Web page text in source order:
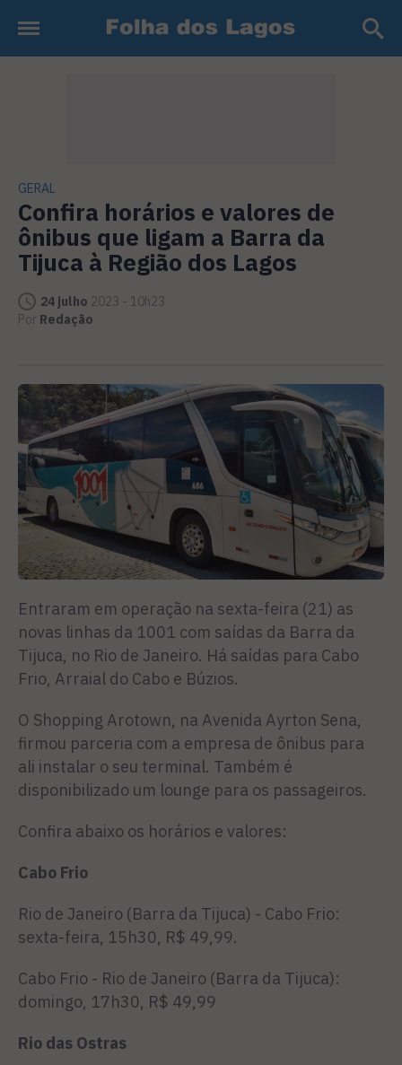
GERAL
Confira horários e valores de
ônibus que ligam a Barra da
Tijuca à Região dos Lagos
24 julho 2023 - 10h23
Por Redação
Entraram em operação na sexta-feira (21) as
novas linhas da 1001 com saídas da Barra da
Tijuca, no Rio de Janeiro. Há saídas para Cabo
Frio, Arraial do Cabo e Búzios.
O Shopping Arotown, na Avenida Ayrton Sena,
firmou parceria com a empresa de ônibus para
ali instalar o seu terminal. Também é
disponibilizado um lounge para os passageiros.
Confira abaixo os horários e valores:
Cabo Frio
Rio de Janeiro (Barra da Tijuca) - Cabo Frio:
sexta-feira, 15h30, R$ 49,99.
Cabo Frio - Rio de Janeiro (Barra da Tijuca):
domingo, 17h30, R$ 49,99
Rio das Ostras